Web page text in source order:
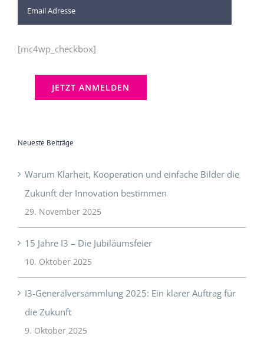
[mc4wp_checkbox]
Neueste Beiträge
Warum Klarheit, Kooperation und einfache Bilder die
Zukunft der Innovation bestimmen
29. November 2025
15 Jahre I3 – Die Jubiläumsfeier
10. Oktober 2025
I3-Generalversammlung 2025: Ein klarer Auftrag für
die Zukunft
9. Oktober 2025